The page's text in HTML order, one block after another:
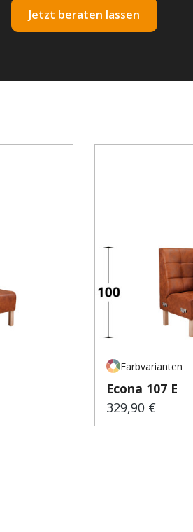
Jetzt beraten lassen
Farbvarianten
Econa 107 E
Regulärer Preis:
329,90 €